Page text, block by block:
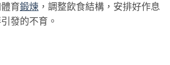
育鍛煉 ，調整飲食結構，安排好作息
發的不育。